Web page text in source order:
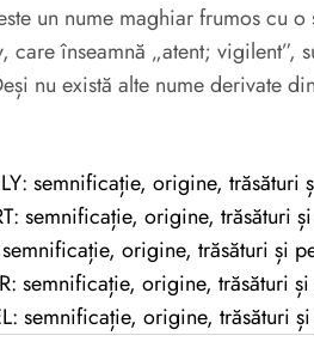
un nume maghiar frumos cu
care înseamnă „atent; vigilent”,
nu există alte nume derivate
semnificație, origine, trăsături
semnificație, origine, trăsături
origine, trăsături și
semnificație, origine, trăsături
semnificație, origine, trăsături